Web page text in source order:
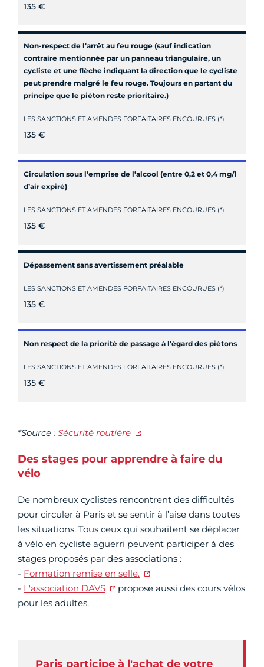
135 €
Non-respect de l’arrêt au feu rouge (sauf indication
contraire mentionnée par un panneau triangulaire, un
cycliste et une flèche indiquant la direction que le cycliste
peut prendre malgré le feu rouge. Toujours en partant du
principe que le piéton reste prioritaire.)
LES SANCTIONS ET AMENDES FORFAITAIRES ENCOURUES (*)
135 €
Circulation sous l’emprise de l’alcool (entre 0,2 et 0,4 mg/l
d’air expiré)
LES SANCTIONS ET AMENDES FORFAITAIRES ENCOURUES (*)
135 €
Dépassement sans avertissement préalable
LES SANCTIONS ET AMENDES FORFAITAIRES ENCOURUES (*)
135 €
Non respect de la priorité de passage à l’égard des piétons
LES SANCTIONS ET AMENDES FORFAITAIRES ENCOURUES (*)
135 €
*Source : Sécurité routière
Des stages pour apprendre à faire du
vélo
De nombreux cyclistes rencontrent des difficultés
pour circuler à Paris et se sentir à l’aise dans toutes
les situations. Tous ceux qui souhaitent se déplacer
à vélo en cycliste aguerri peuvent participer à des
stages proposés par des associations :
- Formation remise en selle.
- L'association DAVS
propose aussi des cours vélos
pour les adultes.
Paris participe à l'achat de votre